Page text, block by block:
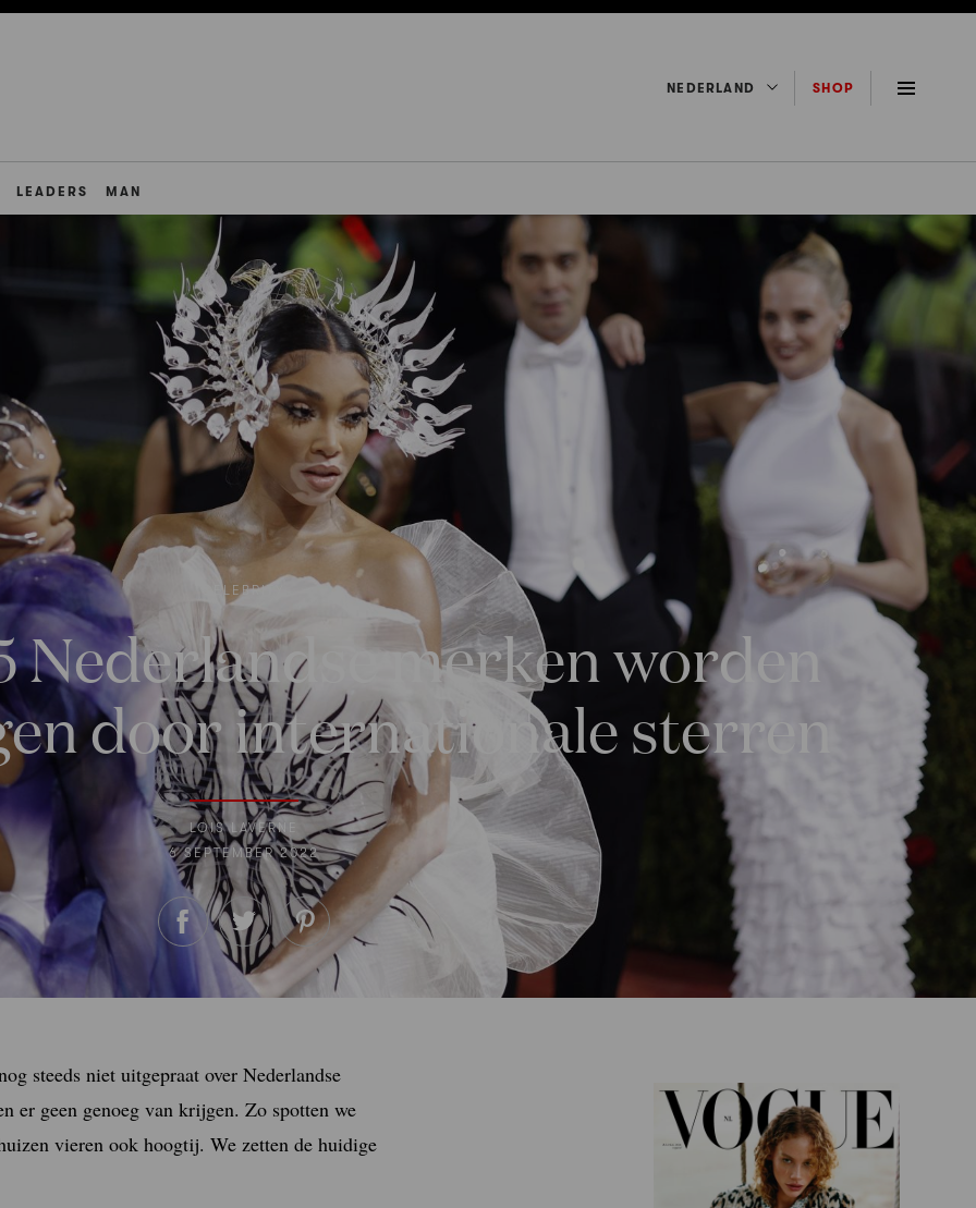
NEDERLAND SHOP
LEADERS MAN
CELEBRITY
Nederlandse merken worden
door internationale sterren
LOIS LAVERNE
6 SEPTEMBER 2022
steeds niet uitgepraat over Nederlandse
er geen genoeg van krijgen. Zo spotten we
vieren ook hoogtij. We zetten de huidige